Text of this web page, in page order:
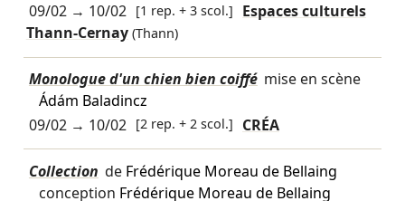
09/02→ 10/02 [1 rep. + 3 scol.]
Espaces culturels
Thann-Cernay (Thann)
Monologue d'un chien bien coiffé mise en scène
Ádám Baladincz
09/02→ 10/02 [2 rep. + 2 scol.] CRÉA
Collection de Frédérique Moreau de Bellaing
conception Frédérique Moreau de Bellaing